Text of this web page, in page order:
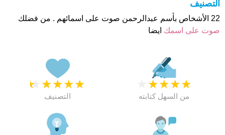
التصنيف
22 الأشخاص بأسم عبدالرحمن صوت على اسمائهم . من فضلك
صوت على اسمك ايضا
★
★
★
★
★
التصنيف
★
★
★
★
من السهل كتابته